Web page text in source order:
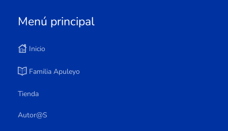
Menú principal
Inicio
Familia Apuleyo
Tienda
Autor@s